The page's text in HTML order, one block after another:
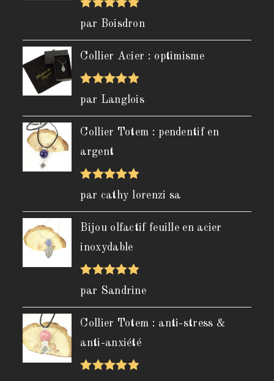
Note5
sur
par Boisdron
Collier Acier : optimisme
Note
sur
par Langlois
Collier Totem : pendentif en
argent
sur
par cathy lorenzi sa
Bijou olfactif feuille en acier
inoxydable
Note5
sur
par Sandrine
Collier Totem : anti-stress &
anti-anxiété